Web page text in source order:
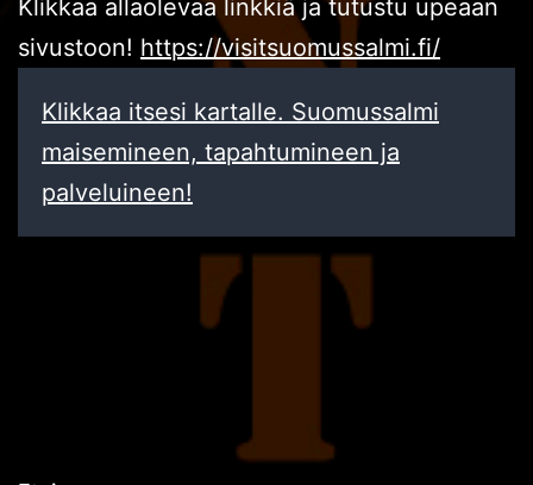
Klikkaa allaolevaa linkkiä ja tutustu upeaan
sivustoon! https://visitsuomussalmi.fi/
Klikkaa itsesi kartalle. Suomussalmi
maisemineen, tapahtumineen ja
palveluineen!